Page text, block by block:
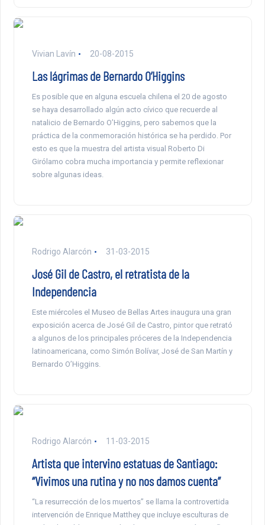
Vivian Lavín 20-08-2015
Las lágrimas de Bernardo O’Higgins
Es posible que en alguna escuela chilena el 20 de agosto
se haya desarrollado algún acto cívico que recuerde al
natalicio de Bernardo O’Higgins, pero sabemos que la
práctica de la conmemoración histórica se ha perdido. Por
esto es que la muestra del artista visual Roberto Di
Girólamo cobra mucha importancia y permite reflexionar
sobre algunas ideas.
Rodrigo Alarcón 31-03-2015
José Gil de Castro, el retratista de la
Independencia
Este miércoles el Museo de Bellas Artes inaugura una gran
exposición acerca de José Gil de Castro, pintor que retrató
a algunos de los principales próceres de la Independencia
latinoamericana, como Simón Bolívar, José de San Martín y
Bernardo O’Higgins.
Rodrigo Alarcón 11-03-2015
Artista que intervino estatuas de Santiago:
“Vivimos una rutina y no nos damos cuenta”
“La resurrección de los muertos” se llama la controvertida
intervención de Enrique Matthey que incluye esculturas de